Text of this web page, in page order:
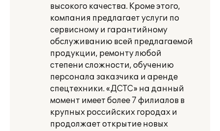
высокого качества. Кроме этого,
компания предлагает услуги по
сервисному и гарантийному
обслуживанию всей предлагаемой
продукции, ремонту любой
степени сложности, обучению
персонала заказчика и аренде
спецтехники. «ДСТС» на данный
момент имеет более 7 филиалов в
крупных российских городах и
продолжает открытие новых